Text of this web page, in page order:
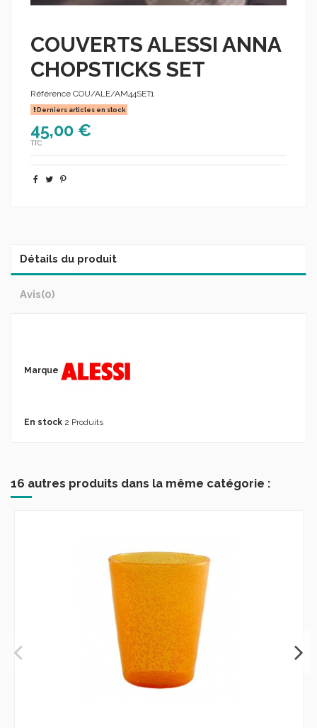
COUVERTS ALESSI ANNA
CHOPSTICKS SET
Référence COU/ALE/AM44SET1
Derniers articles en stock
45,00 €
TTC
Détails du produit
Avis(0)
Marque
En stock 2 Produits
16 autres produits dans la même catégorie :